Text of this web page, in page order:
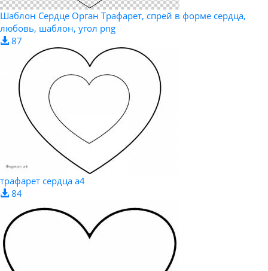
Шаблон Сердце Орган Трафарет, спрей в форме сердца,
любовь, шаблон, угол png
87
трафарет сердца а4
84